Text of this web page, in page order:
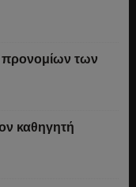
των
καθηγητή